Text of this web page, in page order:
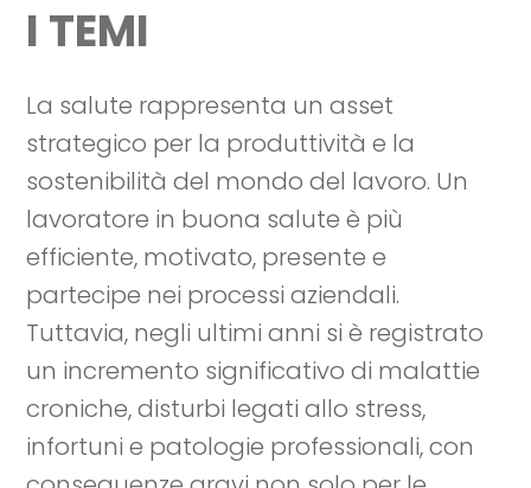
I TEMI
La salute rappresenta un asset
strategico per la produttività e la
sostenibilità del mondo del lavoro. Un
lavoratore in buona salute è più
efficiente, motivato, presente e
partecipe nei processi aziendali.
Tuttavia, negli ultimi anni si è registrato
un incremento significativo di malattie
croniche, disturbi legati allo stress,
infortuni e patologie professionali, con